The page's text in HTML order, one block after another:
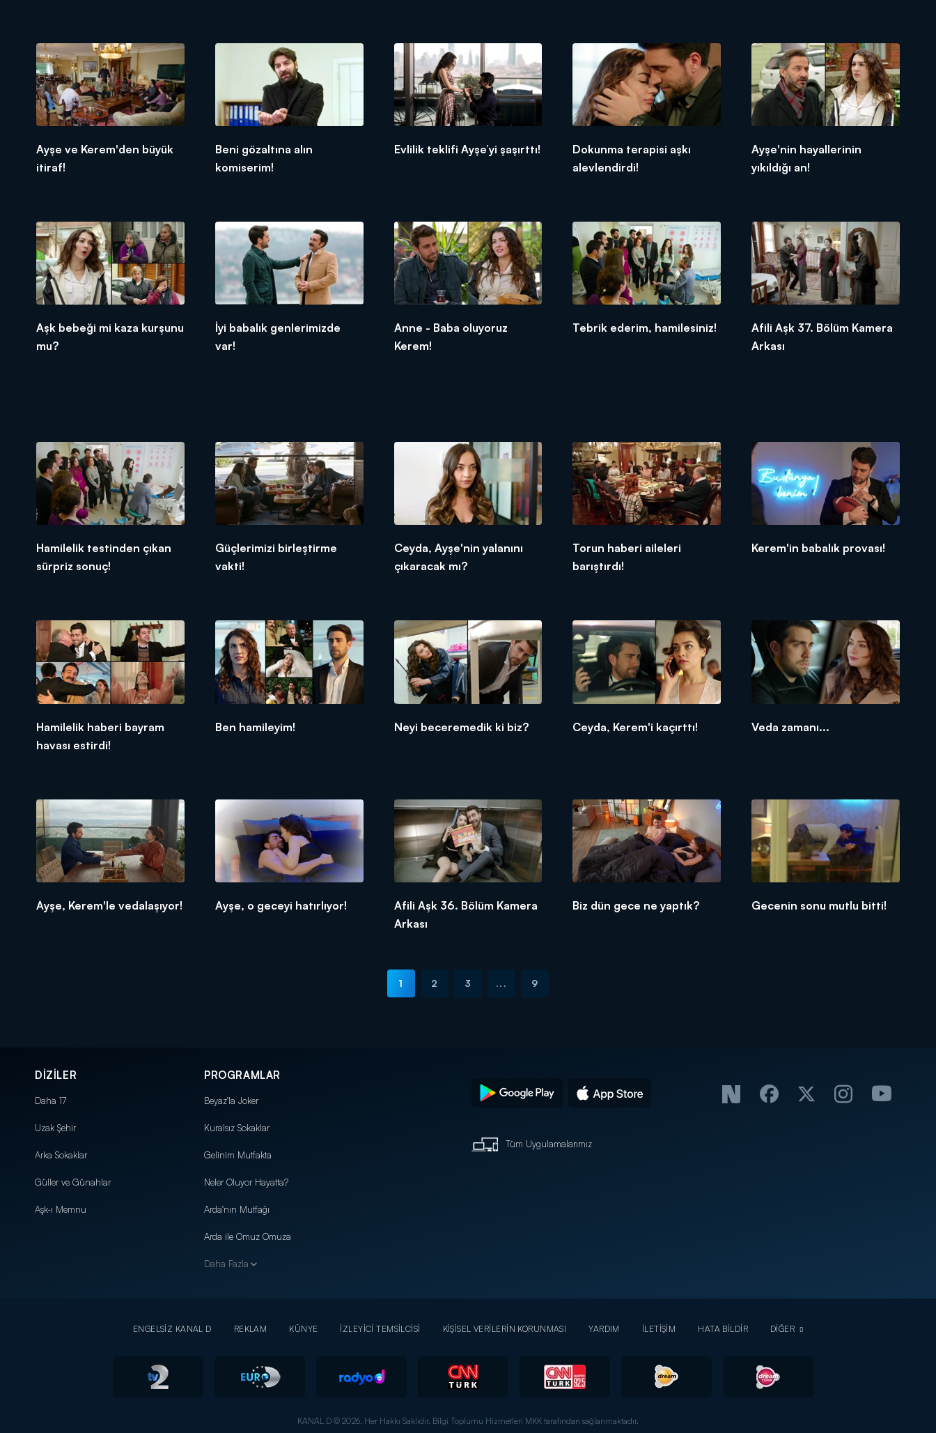
Ayşe ve Kerem'den büyük
itiraf!
Beni gözaltına alın
komiserim!
Evlilik teklifi Ayşe’yi şaşırttı!
Dokunma terapisi aşkı
alevlendirdi!
Ayşe'nin hayallerinin
yıkıldığı an!
Aşk bebeği mi kaza kurşunu
mu?
İyi babalık genlerimizde
var!
Anne - Baba oluyoruz
Kerem!
Tebrik ederim, hamilesiniz!
Afili Aşk 37. Bölüm Kamera
Arkası
Hamilelik testinden çıkan
sürpriz sonuç!
Güçlerimizi birleştirme
vakti!
Ceyda, Ayşe'nin yalanını
çıkaracak mı?
Torun haberi aileleri
barıştırdı!
Kerem'in babalık provası!
Hamilelik haberi bayram
havası estirdi!
Ben hamileyim! Neyi beceremedik ki biz? Ceyda, Kerem'i kaçırttı! Veda zamanı...
Ayşe, Kerem'le vedalaşıyor! Ayşe, o geceyi hatırlıyor!
Afili Aşk 36. Bölüm Kamera
Arkası
Biz dün gece ne yaptık? Gecenin sonu mutlu bitti!
1 2 3 ... 9
DİZİLER
Daha 17
Uzak Şehir
Arka Sokaklar
Güller ve Günahlar
Aşk-ı Memnu
PROGRAMLAR
Beyaz'la Joker
Kuralsız Sokaklar
Gelinim Mutfakta
Neler Oluyor Hayatta?
Arda'nın Mutfağı
Arda ile Omuz Omuza
Daha Fazla
Tüm Uygulamalarımız
ENGELSİZ KANAL D REKLAM KÜNYE İZLEYİCİ TEMSİLCİSİ KİŞİSEL VERİLERİN KORUNMASI YARDIM İLETİŞİM HATA BİLDİR DİĞER
KANAL D © 2026. Her Hakkı Saklıdır. Bilgi Toplumu Hizmetleri MKK tarafından sağlanmaktadır.